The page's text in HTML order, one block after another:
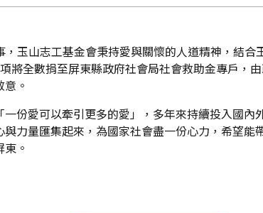
玉山志工基金會秉持愛與關懷的人道精神，結
將全數捐至屏東縣政府社會局社會救助金專戶，
。
份愛可以牽引更多的愛」，多年來持續投入國
力量匯集起來，為國家社會盡一份心力，希望
。